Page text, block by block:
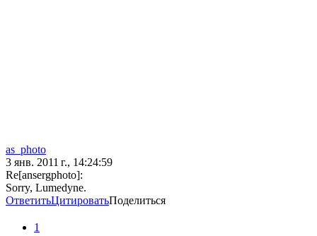
as_photo
3 янв. 2011 г., 14:24:59
Re[ansergphoto]:
Sorry, Lumedyne.
ОтветитьЦитироватьПоделиться
1